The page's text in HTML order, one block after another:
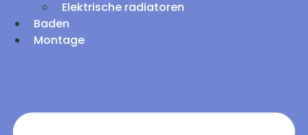
Elektrische radiatoren
Baden
Montage